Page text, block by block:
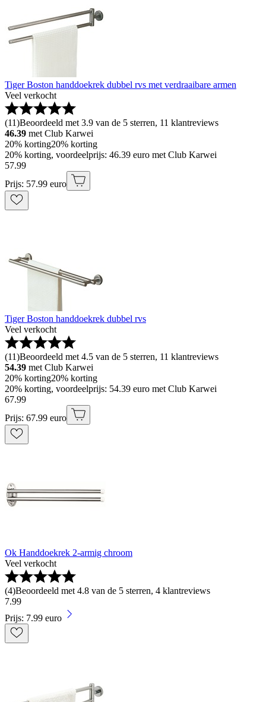
Tiger Boston handdoekrek dubbel rvs met verdraaibare armen
Veel verkocht
(11)Beoordeeld met 3.9 van de 5 sterren, 11 klantreviews
46.39 met Club Karwei
20% korting20% korting
20% korting, voordeelprijs: 46.39 euro met Club Karwei
57.99
Prijs: 57.99 euro
Tiger Boston handdoekrek dubbel rvs
Veel verkocht
(11)Beoordeeld met 4.5 van de 5 sterren, 11 klantreviews
54.39 met Club Karwei
20% korting20% korting
20% korting, voordeelprijs: 54.39 euro met Club Karwei
67.99
Prijs: 67.99 euro
Ok Handdoekrek 2-armig chroom
Veel verkocht
(4)Beoordeeld met 4.8 van de 5 sterren, 4 klantreviews
7.99
Prijs: 7.99 euro